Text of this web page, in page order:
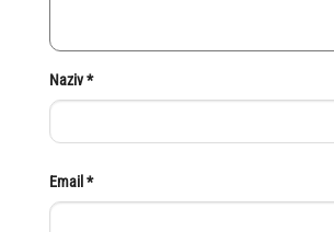
Naziv*
Email *